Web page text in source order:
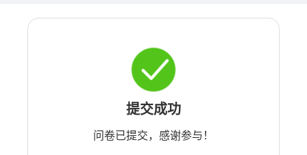
提交成功
问卷已提交，感谢参与！